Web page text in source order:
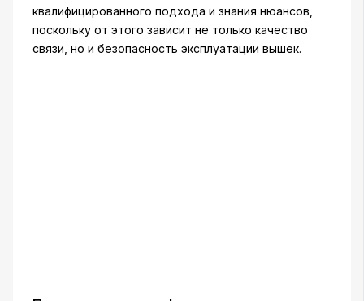
квалифицированного подхода и знания нюансов,
поскольку от этого зависит не только качество
связи, но и безопасность эксплуатации вышек.